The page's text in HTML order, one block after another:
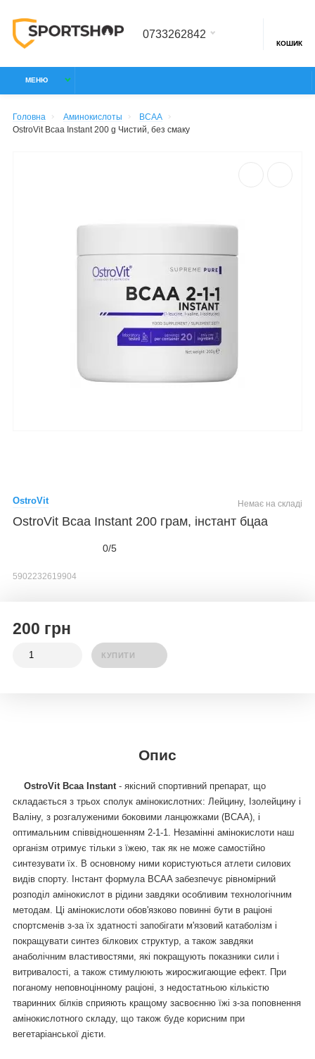
0733262842
КОШИК
МЕНЮ
Головна Аминокислоты
BCAA
OstroVit Bcaa Instant 200 g Чистий, без смаку
OstroVit
OstroVit Bcaa Instant 200 грам, інстант бцаа
0/5
Немає на складі
5902232619904
200 грн
КУПИТИ
Опис
OstroVit Bcaa Instant- якісний спортивний препарат, що
складається з трьох сполук амінокислотних: Лейцину, Ізолейцину і
Валіну, з розгалуженими боковими ланцюжками (BCAA), і
оптимальним співвідношенням 2-1-1. Незамінні амінокислоти наш
організм отримує тільки з їжею, так як не може самостійно
синтезувати їх. В основному ними користуються атлети силових
видів спорту. Інстант формула BCAA забезпечує рівномірний
розподіл амінокислот в рідини завдяки особливим технологічним
методам. Ці амінокислоти обов'язково повинні бути в раціоні
спортсменів з-за їх здатності запобігати м'язовий катаболізм і
покращувати синтез білкових структур, а також завдяки
анаболічним властивостями, які покращують показники сили і
витривалості, а також стимулюють жиросжигающие ефект. При
поганому неповноцінному раціоні, з недостатньою кількістю
тваринних білків сприяють кращому засвоєнню їжі з-за поповнення
амінокислотного складу, що також буде корисним при
вегетаріанської дієти.